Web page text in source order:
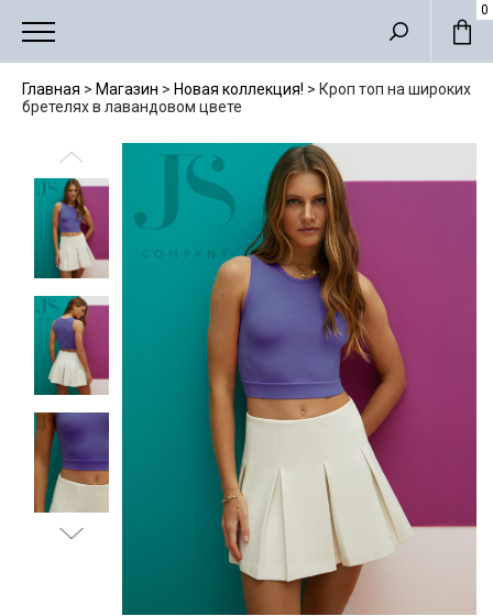
0
Главная > Магазин > Новая коллекция! > Кроп топ на широких
бретелях в лавандовом цвете